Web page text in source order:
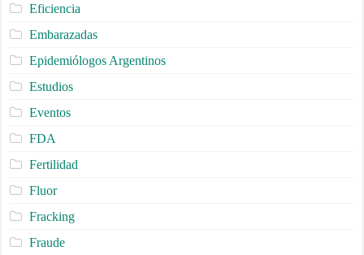
Eficiencia
Embarazadas
Epidemiólogos Argentinos
Estudios
Eventos
FDA
Fertilidad
Fluor
Fracking
Fraude